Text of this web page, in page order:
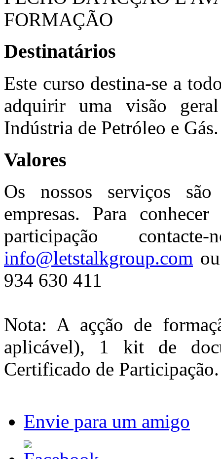
FORMAÇÃO
Destinatários
Este curso destina-se a
adquirir uma visão
Indústria de Petróleo e Gás.
Valores
Os nossos serviços
empresas. Para
participação
info@letstalkgroup.com
934 630 411
Nota: A açção de
aplicável), 1 kit de
Certificado de Participação.
Envie para um amigo